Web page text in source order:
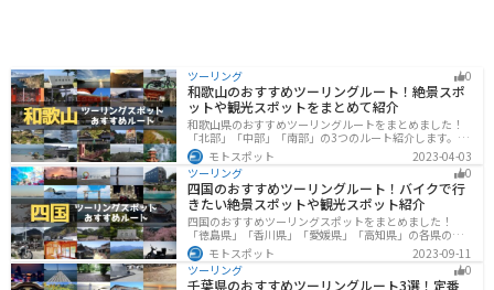
ツーリング 0
和歌山のおすすめツーリングルート！絶景スポ
ットや観光スポットをまとめて紹介
和歌山県のおすすめツーリングルートをまとめました！
「北部」「中部」「南部」の3つのルート紹介します。海
と山に囲まれた自然豊かなエリアが広がり、様々な楽し
み方ができます。バイクで和歌山県にツーリングに行く
際は参考にしてください。
モトスポット
2023-04-03
ツーリング
0
四国のおすすめツーリングルート！バイクで行
きたい絶景スポットや観光スポット紹介
四国のおすすめツーリングスポットをまとめました！
「徳島県」「香川県」「愛媛県」「高知県」の各県の観
光地紹介します。自然豊かな山々や湖、温泉地が点在
し、四季折々の景色を楽しめるスポットが多数ありま
す。バイクで四国にツーリングに行く際は参考にしてく
モトスポット
2023-09-11
ツーリング
0
千葉県のおすすめツーリングルート3選！定番